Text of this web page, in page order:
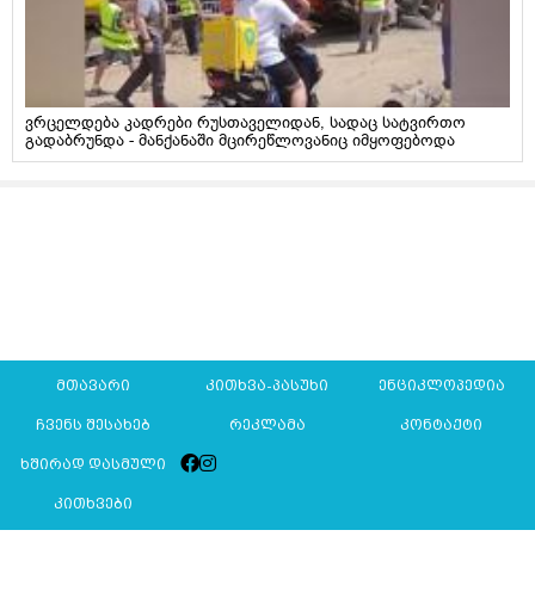
ვრცელდება კადრები რუსთაველიდან, სადაც სატვირთო
გადაბრუნდა - მანქანაში მცირეწლოვანიც იმყოფებოდა
მთავარი კითხვა-პასუხი ენციკლოპედია
ჩვენს შესახებ რეკლამა კონტაქტი
ხშირად დასმული
კითხვები